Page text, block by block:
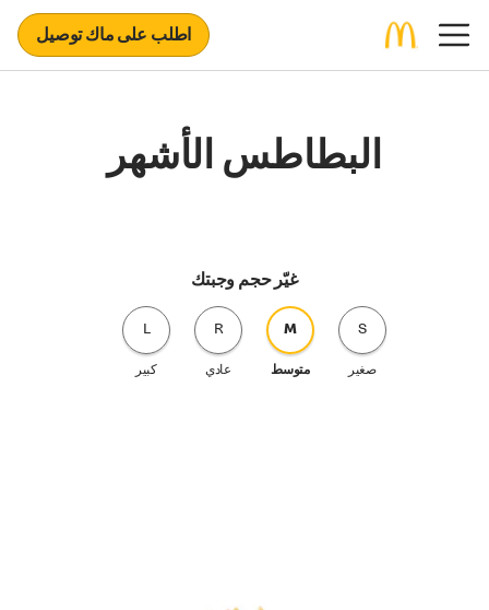
اطلب على ماك توصيل
البطاطس الأشهر
غيّر حجم وجبتك
S
صغير
M
متوسط
R
عادي
L
كبير